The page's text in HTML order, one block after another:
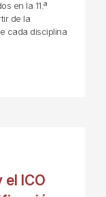
en la 11.ª
de la
cada disciplina
el ICO